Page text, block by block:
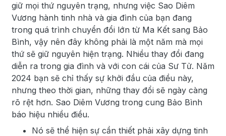
giữ mọi thứ nguyên trạng, nhưng việc Sao Diêm
Vương hành tinh nhà và gia đình của bạn đang
trong quá trình chuyển đổi lớn từ Ma Kết sang Bảo
Bình, vậy nên đây không phải là một năm mà mọi
thứ sẽ giữ nguyên hiện trạng. Nhiều thay đổi đang
diễn ra trong gia đình và với con cái của Sư Tử. Năm
2024 bạn sẽ chỉ thấy sự khởi đầu của điều này,
nhưng theo thời gian, những thay đổi sẽ ngày càng
rõ rệt hơn. Sao Diêm Vương trong cung Bảo Bình
báo hiệu nhiều điều.
Nó sẽ thể hiện sự cần thiết phải xây dựng tinh